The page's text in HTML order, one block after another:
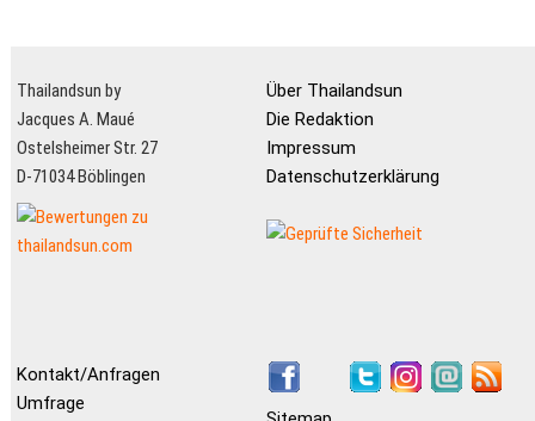
Thailandsun by
Jacques A. Maué
Ostelsheimer Str. 27
D-71034 Böblingen
Über Thailandsun
Die Redaktion
Impressum
Datenschutzerklärung
Kontakt/Anfragen
Umfrage